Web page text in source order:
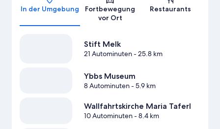
In der Umgebung
Fortbewegung
vor Ort
Restaurants
Stift Melk
21 Autominuten- 25.8 km
Ybbs Museum
8 Autominuten- 5.9 km
Wallfahrtskirche Maria Taferl
10 Autominuten- 8.4 km